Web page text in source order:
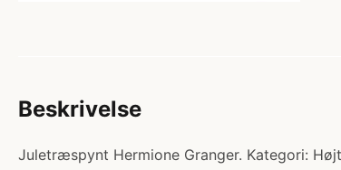
Beskrivelse
Juletræspynt Hermione Granger. Kategori: